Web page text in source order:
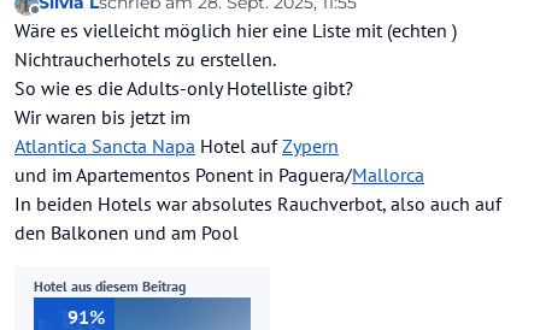
Offline zuletzt editiert von
Wäre es vielleicht möglich hier eine Liste mit (echten )
Nichtraucherhotels zu erstellen.
So wie es die Adults-only Hotelliste gibt?
Wir waren bis jetzt im
Atlantica Sancta Napa Hotel aufZypern
und im Apartementos Ponent in Paguera/Mallorca
In beiden Hotels war absolutes Rauchverbot, also auch auf
den Balkonen und am Pool
Hotel aus diesem Beitrag
91%